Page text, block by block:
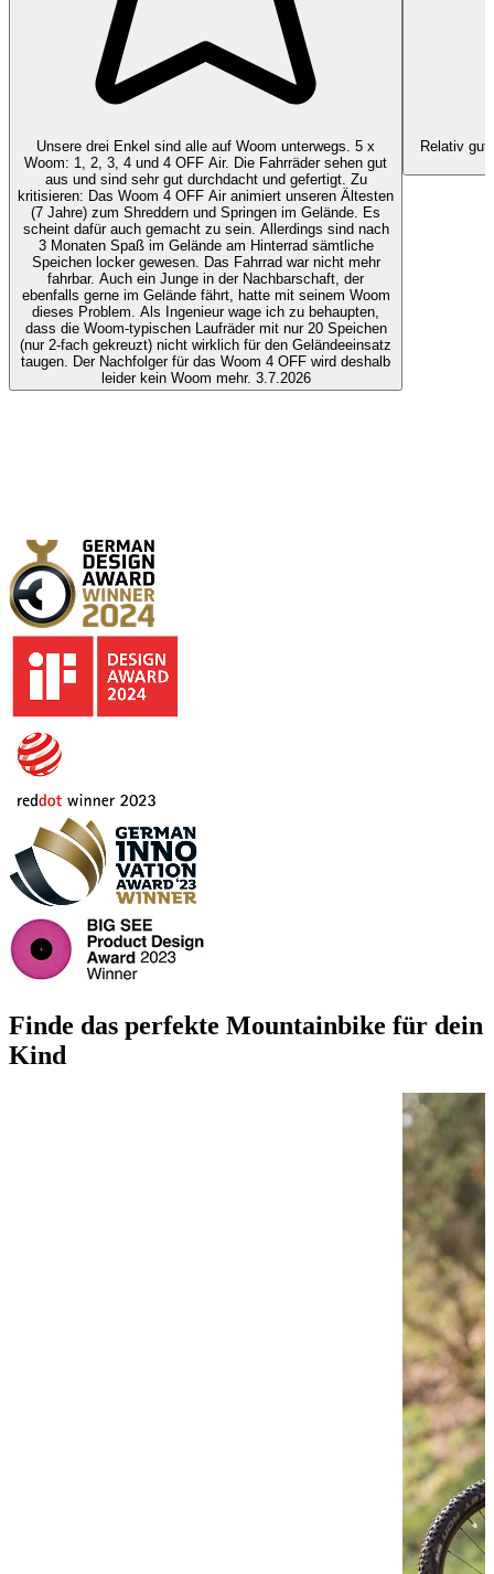
Unsere drei Enkel sind alle auf Woom unterwegs. 5 x
Woom: 1, 2, 3, 4 und 4 OFF Air. Die Fahrräder sehen gut
aus und sind sehr gut durchdacht und gefertigt. Zu
kritisieren: Das Woom 4 OFF Air animiert unseren Ältesten
(7 Jahre) zum Shreddern und Springen im Gelände. Es
scheint dafür auch gemacht zu sein. Allerdings sind nach
3 Monaten Spaß im Gelände am Hinterrad sämtliche
Speichen locker gewesen. Das Fahrrad war nicht mehr
fahrbar. Auch ein Junge in der Nachbarschaft, der
ebenfalls gerne im Gelände fährt, hatte mit seinem Woom
dieses Problem. Als Ingenieur wage ich zu behaupten,
dass die Woom-typischen Laufräder mit nur 20 Speichen
(nur 2-fach gekreuzt) nicht wirklich für den Geländeeinsatz
taugen. Der Nachfolger für das Woom 4 OFF wird deshalb
leider kein Woom mehr. 3.7.2026
Relativ
Finde das perfekte Mountainbike für dein
Kind